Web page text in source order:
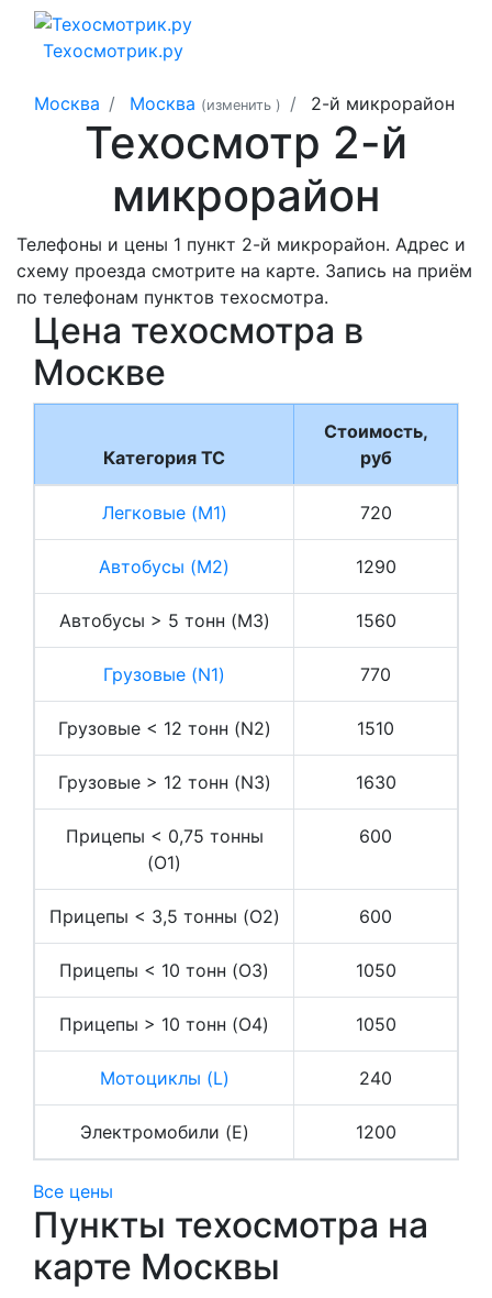
Техосмотрик.ру
Москва Москва (изменить ) 2-й микрорайон
Техосмотр 2-й
микрорайон
Телефоны и цены 1 пункт 2-й микрорайон. Адрес и
схему проезда смотрите на карте. Запись на приём
по телефонам пунктов техосмотра.
Цена техосмотра в
Москве
Категория ТС
Стоимость,
руб
Легковые (M1) 720
Автобусы (M2) 1290
Автобусы > 5 тонн (M3) 1560
Грузовые (N1) 770
Грузовые < 12 тонн (N2) 1510
Грузовые > 12 тонн (N3) 1630
Прицепы < 0,75 тонны
(O1)
600
Прицепы < 3,5 тонны (O2) 600
Прицепы < 10 тонн (O3) 1050
Прицепы > 10 тонн (O4) 1050
Мотоциклы (L) 240
Электромобили (E) 1200
Все цены
Пункты техосмотра на
карте Москвы